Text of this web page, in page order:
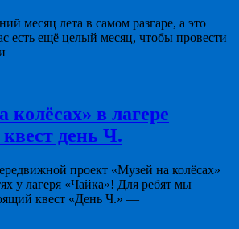
месяц лета в самом разгаре, а это
есть ещё целый месяц, чтобы провести
колёсах» в лагере
день Ч.
проект «Музей на колёсах»
у лагеря «Чайка»! Для ребят мы
квест «День Ч.» —